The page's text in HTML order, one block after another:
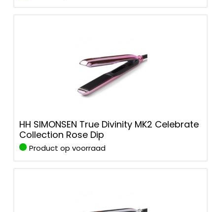
HH SIMONSEN True Divinity MK2 Celebrate
Collection Rose Dip
Product op voorraad